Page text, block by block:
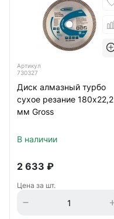
Артикул
730327
Диск алмазный турбо
сухое резание 180х22,2
мм Gross
В наличии
2 633 ₽
Цена за шт.